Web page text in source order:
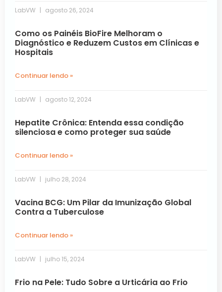
LabVW agosto 26, 2024
Como os Painéis BioFire Melhoram o
Diagnóstico e Reduzem Custos em Clínicas e
Hospitais
Continuar lendo »
LabVW agosto 12, 2024
Hepatite Crônica: Entenda essa condição
silenciosa e como proteger sua saúde
Continuar lendo »
LabVW julho 28, 2024
Vacina BCG: Um Pilar da Imunização Global
Contra a Tuberculose
Continuar lendo »
LabVW julho 15, 2024
Frio na Pele: Tudo Sobre a Urticária ao Frio